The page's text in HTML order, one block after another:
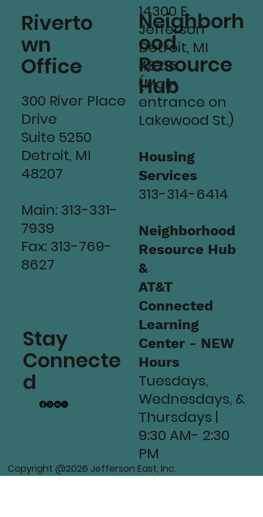
Riverto
wn
Office
300 River Place
Drive
Suite 5250
Detroit, MI
48207
Main: 313-331-
7939
Fax: 313-769-
8627
Stay
Connecte
d
Neighborh
ood
Resource
Hub
14300 E.
Jefferson
Detroit, MI
48215
(Main
entrance on
Lakewood St.)
Housing
Services
313-314-6414
Neighborhood
Resource Hub
&
AT&T
Connected
Learning
Center - NEW
Hours
Tuesdays,
Wednesdays, &
Thursdays |
9:30 AM- 2:30
PM
Copyright @2026 Jefferson East, Inc.